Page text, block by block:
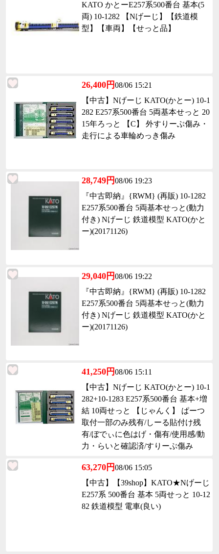
KATO かとーE257系500番台 基本(5
両) 10-1282 【Nげーじ】【鉄道模
型】【車両】【せっと品】
26,400円08/06 15:21
【中古】Nげーじ KATO(かとー) 10-1
282 E257系500番台 5両基本せっと 20
15年ろっと 【C】 外すりーぶ傷み・
走行による車輪めっき傷み
28,749円08/06 19:23
『中古即納』{RWM} (再販) 10-1282
E257系500番台 5両基本せっと(動力
付き) Nげーじ 鉄道模型 KATO(かと
ー)(20171126)
29,040円08/06 19:22
『中古即納』{RWM} (再販) 10-1282
E257系500番台 5両基本せっと(動力
付き) Nげーじ 鉄道模型 KATO(かと
ー)(20171126)
41,250円08/06 15:11
【中古】Nげーじ KATO(かとー) 10-1
282+10-1283 E257系500番台 基本+増
結 10両せっと 【じゃんく】 ぱーつ
取付一部のみ残有/しーる貼付け残
有/ぼでぃに色はげ・傷有/使用感/動
力・らいと確認済/すりーぶ傷み
63,270円08/06 15:05
【中古】【39shop】KATO★Nげーじ
E257系 500番台 基本 5両せっと 10-12
82 鉄道模型 電車(良い)